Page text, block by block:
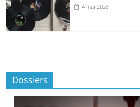
4 mai 2026
Dossiers